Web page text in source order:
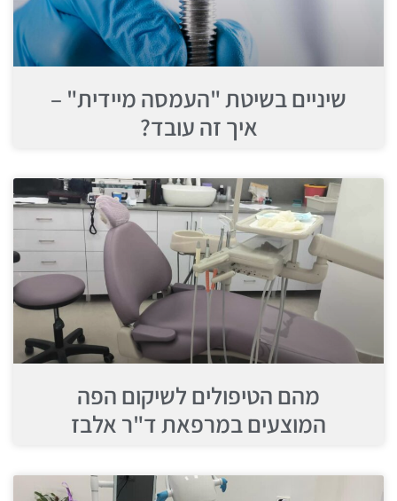
שיניים בשיטת "העמסה מיידית" –
איך זה עובד?
מהם הטיפולים לשיקום הפה
המוצעים במרפאת ד"ר אלבז